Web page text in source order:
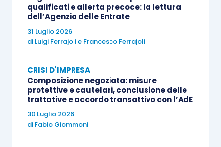
caso di crisi o insolvenza.
Successivamente, nel capo II del titolo IV
disciplina, negliarticoli da 65 a 83, la
ristrutturazione dei debiti del consumatore
concordato minore(attuali accordi).
Separatamente, invece, viene disciplinata, nel
capo IX del titolo del titolo V, la
controllata del sovraindebitato(articoli da 268
qualificati e allerta precoce: la lettura
dell’Agenzia delle Entrate
31 Luglio 2026
di Luigi Ferrajolie Francesco Ferrajoli
CRISI D'IMPRESA
Composizione negoziata: misure
protettive e cautelari, conclusione delle
trattative e accordo transattivo con l’AdE
30 Luglio 2026
di Fabio Giommoni